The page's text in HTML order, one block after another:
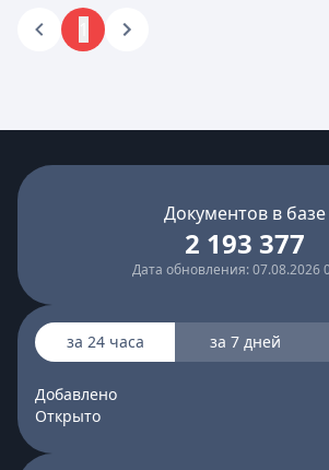
Документов в базе
2 193 377
Дата обновления: 07.08.2026
за 24 часа за 7 дней
Добавлено
Открыто